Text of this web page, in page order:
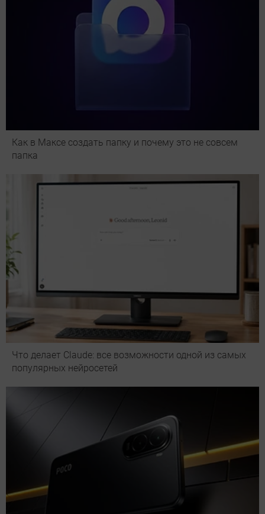
Как в Максе создать папку и почему это не совсем
папка
Что делает Сlaude: все возможности одной из самых
популярных нейросетей